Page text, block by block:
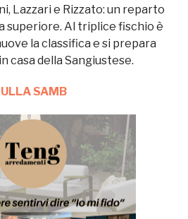
Lazzari e Rizzato: un reparto
superiore. Al triplice fischio è
la classifica e si prepara
casa della Sangiustese.
SAMB